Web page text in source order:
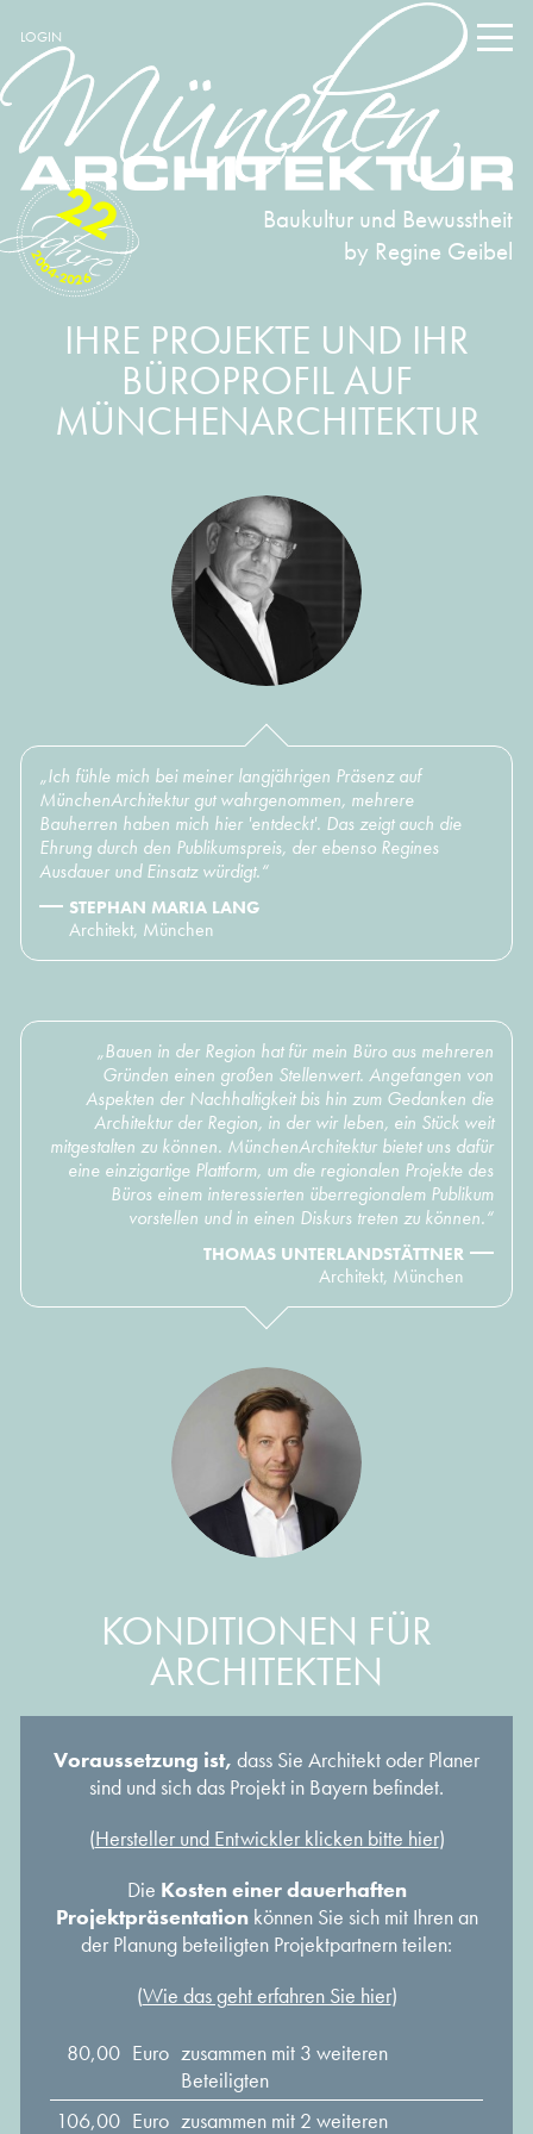
LOGIN
Baukultur und Bewusstheit
by Regine Geibel
2004-2026
22
IHRE PROJEKTE UND IHR
BÜROPROFIL AUF
MÜNCHENARCHITEKTUR
„Ich fühle mich bei meiner langjährigen Präsenz auf
MünchenArchitektur gut wahrgenommen, mehrere
Bauherren haben mich hier 'entdeckt'. Das zeigt auch die
Ehrung durch den Publikumspreis, der ebenso Regines
Ausdauer und Einsatz würdigt.“
STEPHAN MARIA LANG
Architekt, München
„Bauen in der Region hat für mein Büro aus mehreren
Gründen einen großen Stellenwert. Angefangen von
Aspekten der Nachhaltigkeit bis hin zum Gedanken die
Architektur der Region, in der wir leben, ein Stück weit
mitgestalten zu können. MünchenArchitektur bietet uns dafür
eine einzigartige Plattform, um die regionalen Projekte des
Büros einem interessierten überregionalem Publikum
vorstellen und in einen Diskurs treten zu können.“
THOMAS UNTERLANDSTÄTTNER
Architekt, München
KONDITIONEN FÜR
ARCHITEKTEN
Voraussetzung ist, dass Sie Architekt oder Planer
sind und sich das Projekt in Bayern befindet.
(Hersteller und Entwickler klicken bitte hier)
Die Kosten einer dauerhaften
Projektpräsentationkönnen Sie sich mit Ihren an
der Planung beteiligten Projektpartnern teilen:
(Wie das geht erfahren Sie hier)
80,00 Euro zusammen mit 3 weiteren
Beteiligten
106,00 Euro zusammen mit 2 weiteren